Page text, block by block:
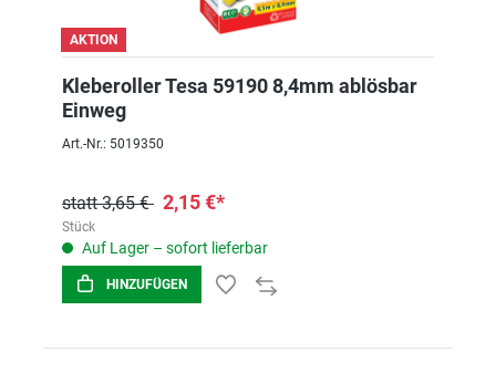
AKTION
Kleberoller Tesa 59190 8,4mm ablösbar
Einweg
Art.-Nr.: 5019350
statt 3,65 € 2,15 €*
Stück
Auf Lager – sofort lieferbar
HINZUFÜGEN